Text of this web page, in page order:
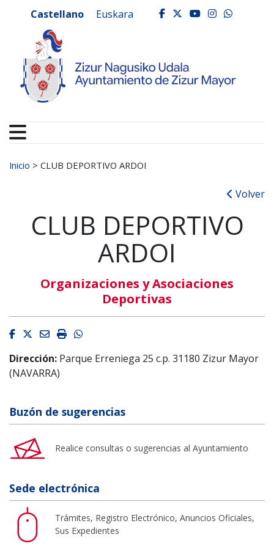
Ayuntamiento de
Castellano Euskara facebook
twitter
youtube
Buscar:
Inicio > CLUB DEPORTIVO ARDOI
Volver
CLUB DEPORTIVO
ARDOI
Organizaciones y Asociaciones
Deportivas
Facebook
Twitter
EmailImprimirWhatsapp
Dirección: Parque Erreniega 25 c.p. 31180 Zizur Mayor
(NAVARRA)
Buzón de sugerencias
Realice consultas o sugerencias al Ayuntamiento
Sede electrónica
Trámites, Registro Electrónico, Anuncios Oficiales,
Sus Expedientes